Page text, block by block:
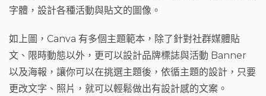
字體，設計各種活動與貼文的圖像。
如上圖，Canva 有多個主題範本，除了針對社群媒體貼
文、限時動態以外，更可以設計品牌標誌與活動 Banner
以及海報，讓你可以在挑選主題後，依循主題的設計，只要
更改文字、照片，就可以輕鬆做出有設計感的文案。